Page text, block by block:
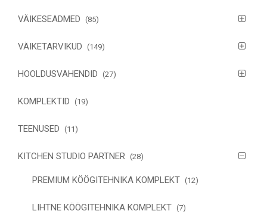
VÄIKESEADMED (85)
VÄIKETARVIKUD (149)
HOOLDUSVAHENDID (27)
KOMPLEKTID (19)
TEENUSED (11)
KITCHEN STUDIO PARTNER (28)
PREMIUM KÖÖGITEHNIKA KOMPLEKT (12)
LIHTNE KÖÖGITEHNIKA KOMPLEKT (7)